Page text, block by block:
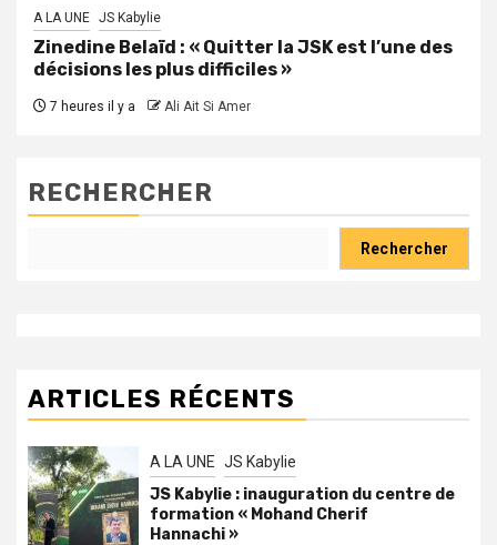
A LA UNE JS Kabylie
Zinedine Belaïd : « Quitter la JSK est l’une des
décisions les plus difficiles »
7 heures il y a Ali Ait Si Amer
RECHERCHER
Rechercher
ARTICLES RÉCENTS
A LA UNE JS Kabylie
JS Kabylie : inauguration du centre de
formation « Mohand Cherif
Hannachi »